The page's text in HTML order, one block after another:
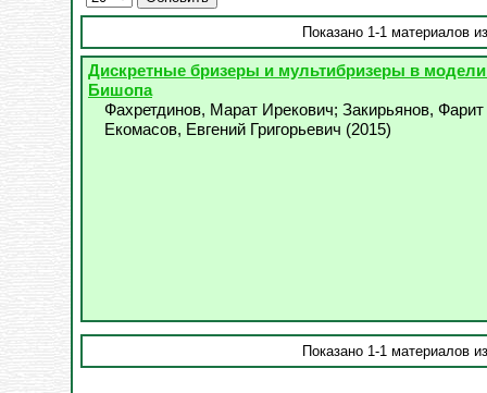
Показано 1-1 материалов
Дискретные бризеры и мультибризеры в
Бишопа
Фахретдинов, Марат Ирекович; Закирьянов,
Екомасов, Евгений Григорьевич (2015)
Показано 1-1 материалов